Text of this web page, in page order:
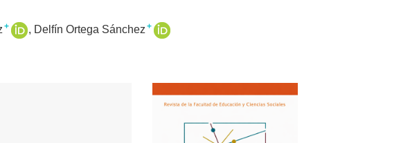
+ Delfín Ortega Sánchez +